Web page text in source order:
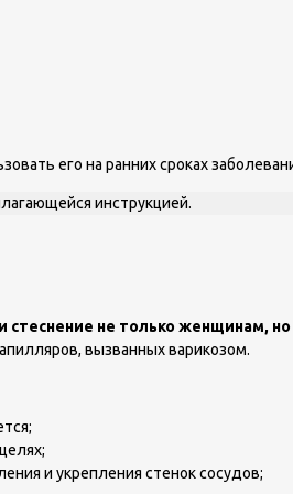
его на ранних сроках
инструкцией.
не только женщинам,
вызванных варикозом.
и укрепления стенок сосудов;